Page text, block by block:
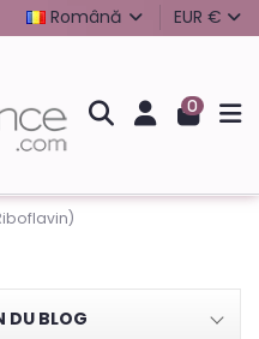
Română EUR €
0
DU BLOG